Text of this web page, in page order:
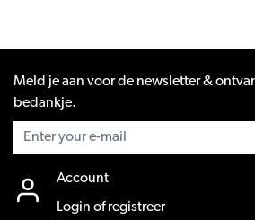
Meld je aan voor de newsletter &
bedankje.
Account
Login of registreer